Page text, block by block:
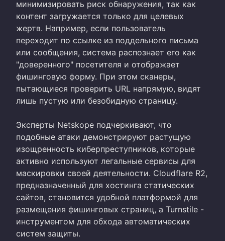
минимизировать риск обнаружения, так как
контент загружается только для целевых
жертв. Например, если пользователь
переходит по ссылке из поддельного письма
или сообщения, система распознает его как
"доверенного" посетителя и отображает
фишинговую форму. При этом сканеры,
пытающиеся проверить URL напрямую, видят
лишь пустую или безобидную страницу.
Эксперты Netskope подчеркивают, что
подобные атаки демонстрируют растущую
изощренность киберпреступников, которые
активно используют легальные сервисы для
маскировки своей деятельности. Cloudflare R2,
предназначенный для хостинга статических
сайтов, становится удобной платформой для
размещения фишинговых страниц, а Turnstile -
инструментом для обхода автоматических
систем защиты.